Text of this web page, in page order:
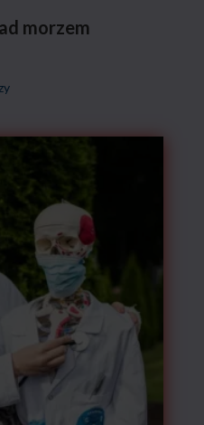
morzem